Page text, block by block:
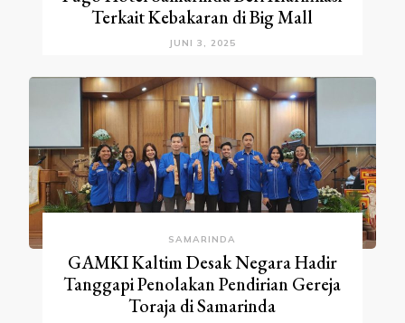
Terkait Kebakaran di Big Mall
JUNI 3, 2025
SAMARINDA
GAMKI Kaltim Desak Negara Hadir
Tanggapi Penolakan Pendirian Gereja
Toraja di Samarinda